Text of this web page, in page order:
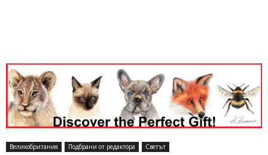
Великобритания Подбрани от редактора Светът